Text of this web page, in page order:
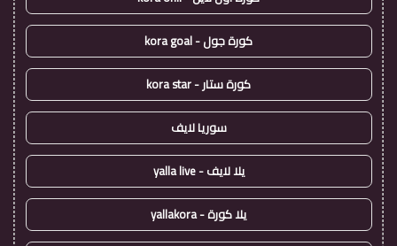
كورة جول - kora goal
كورة ستار - kora star
سوريا لايف
يلا لايف - yalla live
يلا كورة - yallakora